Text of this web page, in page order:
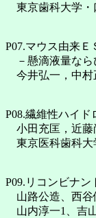
東京歯科大学・
P07.マウス由来
－懸滴液量なら
今井弘一，中村
P08.繊維性ハイ
小田充匡，近藤
東京医科歯科
P09.リコンビナ
山路公造、西谷
山内淳一1、吉